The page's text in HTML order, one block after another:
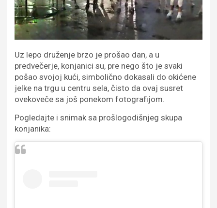
Uz lepo druženje brzo je prošao dan, a u
predvečerje, konjanici su, pre nego što je svaki
pošao svojoj kući, simbolično dokasali do okićene
jelke na trgu u centru sela, čisto da ovaj susret
ovekoveče sa još ponekom fotografijom.
Pogledajte i snimak sa prošlogodišnjeg skupa
konjanika: